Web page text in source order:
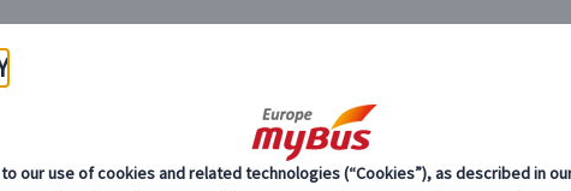
ハリーポッター関連 (2)